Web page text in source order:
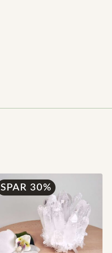
SPAR 30%